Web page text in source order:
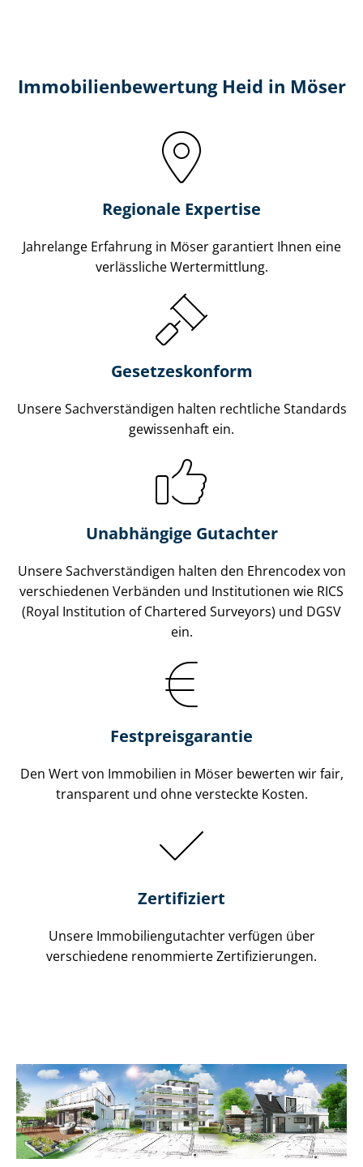
Immobilien­bewertung Heid in Möser
Regionale Expertise
Jahrelange Erfahrung in Möser garantiert Ihnen eine
verlässliche Wertermittlung.
Gesetzes­konform
Unsere Sach­ver­stän­di­gen halten rechtliche Standards
gewissenhaft ein.
Unabhängige Gutachter
Unsere Sach­ver­stän­di­gen halten den Ehrencodex von
verschiedenen Verbänden und Institutionen wie RICS
(Royal Institution of Chartered Surveyors) und DGSV
ein.
Festpreis​garantie
Den Wert von Immobilien in Möser bewerten wir fair,
transparent und ohne versteckte Kosten.
Zertifiziert
Unsere Immobilien­gutachter verfügen über
verschiedene renommierte Zer­ti­fi­zie­run­gen.